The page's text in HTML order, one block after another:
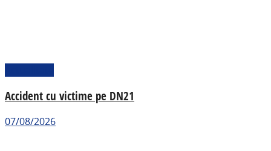
Accident cu victime pe DN21
07/08/2026